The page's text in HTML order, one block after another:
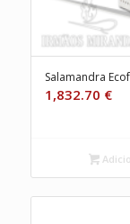
Salamandra
1,832.70 €